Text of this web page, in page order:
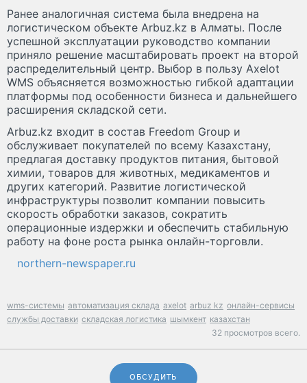
Ранее аналогичная система была внедрена на
логистическом объекте Arbuz.kz в Алматы. После
успешной эксплуатации руководство компании
приняло решение масштабировать проект на второй
распределительный центр. Выбор в пользу Axelot
WMS объясняется возможностью гибкой адаптации
платформы под особенности бизнеса и дальнейшего
расширения складской сети.
Arbuz.kz входит в состав Freedom Group и
обслуживает покупателей по всему Казахстану,
предлагая доставку продуктов питания, бытовой
химии, товаров для животных, медикаментов и
других категорий. Развитие логистической
инфраструктуры позволит компании повысить
скорость обработки заказов, сократить
операционные издержки и обеспечить стабильную
работу на фоне роста рынка онлайн-торговли.
northern-newspaper.ru
wms-системы автоматизация склада axelot arbuz kz онлайн-сервисы
службы доставки складская логистика шымкент казахстан
32 просмотров всего.
ОБСУДИТЬ